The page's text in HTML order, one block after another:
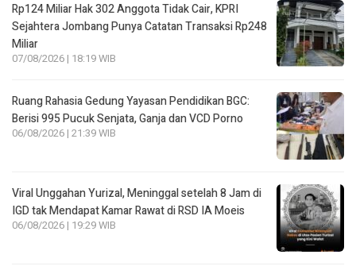
Rp124 Miliar Hak 302 Anggota Tidak Cair, KPRI
Sejahtera Jombang Punya Catatan Transaksi Rp248
Miliar
07/08/2026 | 18:19 WIB
Ruang Rahasia Gedung Yayasan Pendidikan BGC:
Berisi 995 Pucuk Senjata, Ganja dan VCD Porno
06/08/2026 | 21:39 WIB
Viral Unggahan Yurizal, Meninggal setelah 8 Jam di
IGD tak Mendapat Kamar Rawat di RSD IA Moeis
06/08/2026 | 19:29 WIB